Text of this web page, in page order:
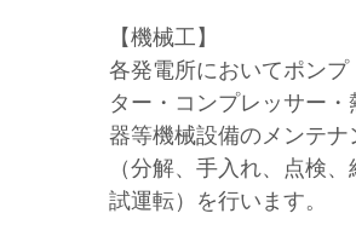
【機械工】
各発電所においてポンプ
ター・コンプレッサー・
器等機械設備のメンテナ
（分解、手入れ、点検、
試運転）を行います。